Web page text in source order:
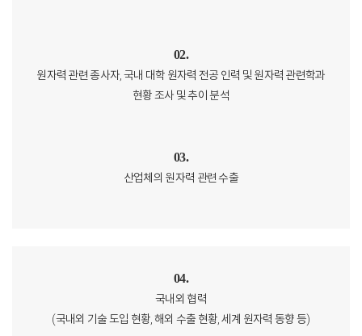
02.
원자력 관련 종사자, 국내 대학 원자력 전공 인력 및 원자력 관련학과
현황 조사 및 추이 분석
03.
산업체의 원자력 관련 수출
04.
국내외 협력
(국내외 기술 도입 현황, 해외 수출 현황, 세계 원자력 동향 등)